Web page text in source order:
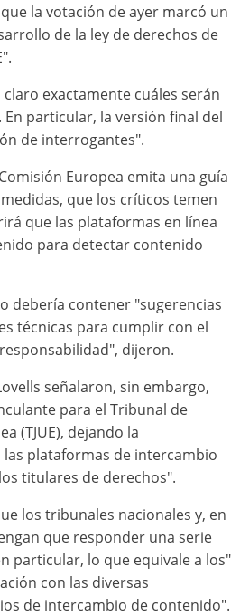
la votación de ayer marcó un
de la ley de derechos de
exactamente cuáles serán
particular, la versión final del
de interrogantes".
Europea emita una guía
que los críticos temen
que las plataformas en línea
para detectar contenido
debería contener "sugerencias
técnicas para cumplir con el
dijeron.
señalaron, sin embargo,
para el Tribunal de
(TJUE), dejando la
plataformas de intercambio
titulares de derechos".
los tribunales nacionales y, en
que responder una serie
particular, lo que equivale a los"
con las diversas
de intercambio de contenido".